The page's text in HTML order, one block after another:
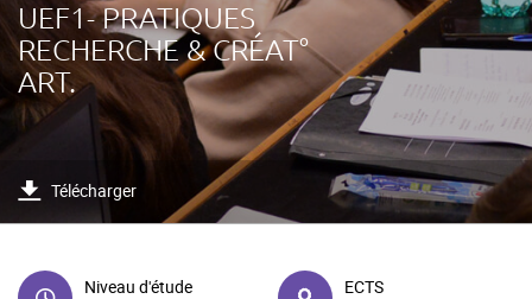
UEF1- PRATIQUES
RECHERCHE & CRÉAT°
ART.
Télécharger
Niveau d'étude
ECTS